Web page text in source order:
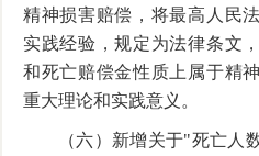
精神损害赔偿，将最高人民
实践经验，规定为法律条文
和死亡赔偿金性质上属于精
重大理论和实践意义。
（六）新增关于"死亡人